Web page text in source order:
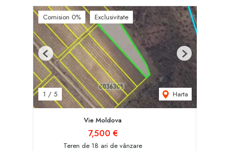
Comision 0% Exclusivitate
1 / 5 Harta
Previous Next
Vie Moldova
7,500 €
Teren de 18 ari de vânzare